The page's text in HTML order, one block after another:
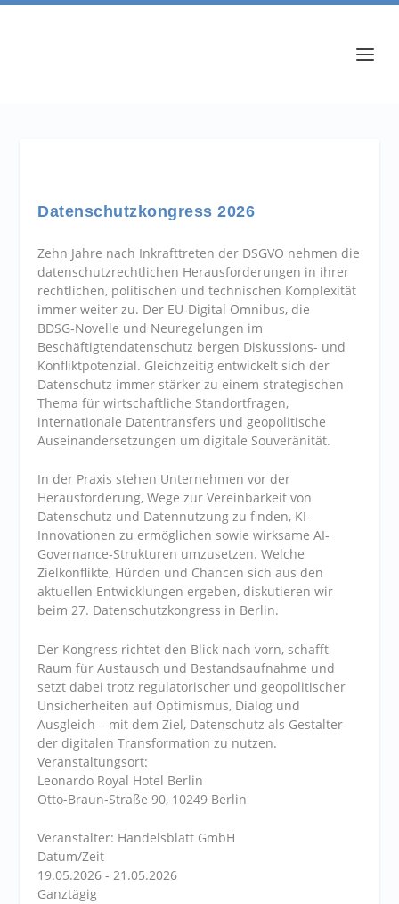
Datenschutzkongress 2026
Zehn Jahre nach Inkrafttreten der DSGVO nehmen die
datenschutzrechtlichen Herausforderungen in ihrer
rechtlichen, politischen und technischen Komplexität
immer weiter zu. Der EU‑Digital Omnibus, die
BDSG‑Novelle und Neuregelungen im
Beschäftigtendatenschutz bergen Diskussions- und
Konfliktpotenzial. Gleichzeitig entwickelt sich der
Datenschutz immer stärker zu einem strategischen
Thema für wirtschaftliche Standortfragen,
internationale Datentransfers und geopolitische
Auseinandersetzungen um digitale Souveränität.
In der Praxis stehen Unternehmen vor der
Herausforderung, Wege zur Vereinbarkeit von
Datenschutz und Datennutzung zu finden, KI-
Innovationen zu ermöglichen sowie wirksame AI-
Governance-Strukturen umzusetzen. Welche
Zielkonflikte, Hürden und Chancen sich aus den
aktuellen Entwicklungen ergeben, diskutieren wir
beim 27. Datenschutzkongress in Berlin.
Der Kongress richtet den Blick nach vorn, schafft
Raum für Austausch und Bestandsaufnahme und
setzt dabei trotz regulatorischer und geopolitischer
Unsicherheiten auf Optimismus, Dialog und
Ausgleich – mit dem Ziel, Datenschutz als Gestalter
der digitalen Transformation zu nutzen.
Veranstaltungsort:
Leonardo Royal Hotel Berlin
Otto-Braun-Straße 90, 10249 Berlin
Veranstalter: Handelsblatt GmbH
Datum/Zeit
19.05.2026 - 21.05.2026
Ganztägig